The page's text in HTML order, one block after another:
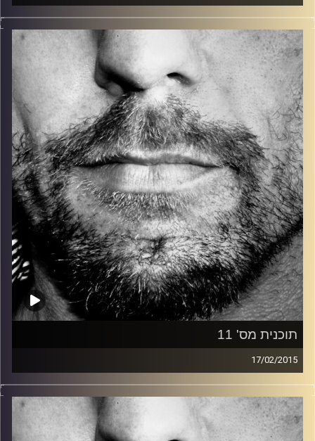
זיפים, מוזיקה מחוספסת של הופעות חיות. הרבה ג'אם, רוק,
בלוז, bluegrass, ג'אז, Fאנק, פרוגרסיב ואפילו אלקטרוניקה.
כל מה שחי, אמיתי ונושם.
עם שמוליק רגב.
קרדיט תמונות: David Goehring
תוכנית מס' 11
17/02/2015
זיפים, מוזיקה מחוספסת של הופעות חיות. הרבה ג'אם, רוק,
בלוז, bluegrass, ג'אז, Fאנק, פרוגרסיב ואפילו אלקטרוניקה.
כל מה שחי, אמיתי ונושם.
עם שמוליק רגב.